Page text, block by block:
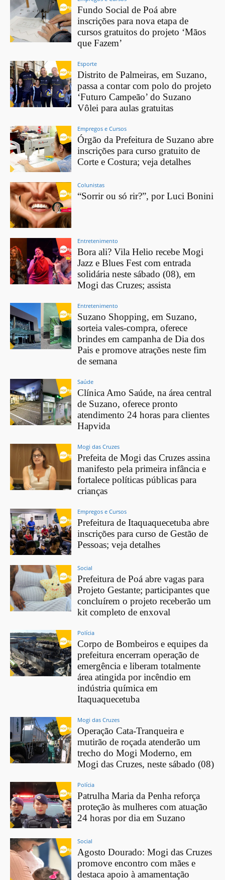
Fundo Social de Poá abre
inscrições para nova etapa de
cursos gratuitos do projeto ‘Mãos
que Fazem’
Esporte
Distrito de Palmeiras, em Suzano,
passa a contar com polo do projeto
‘Futuro Campeão’ do Suzano
Vôlei para aulas gratuitas
Empregos e Cursos
Órgão da Prefeitura de Suzano abre
inscrições para curso gratuito de
Corte e Costura; veja detalhes
Colunistas
“Sorrir ou só rir?”, por Luci Bonini
Entretenimento
Bora ali? Vila Helio recebe Mogi
Jazz e Blues Fest com entrada
solidária neste sábado (08), em
Mogi das Cruzes; assista
Entretenimento
Suzano Shopping, em Suzano,
sorteia vales-compra, oferece
brindes em campanha de Dia dos
Pais e promove atrações neste fim
de semana
Saúde
Clínica Amo Saúde, na área central
de Suzano, oferece pronto
atendimento 24 horas para clientes
Hapvida
Mogi das Cruzes
Prefeita de Mogi das Cruzes assina
manifesto pela primeira infância e
fortalece políticas públicas para
crianças
Empregos e Cursos
Prefeitura de Itaquaquecetuba abre
inscrições para curso de Gestão de
Pessoas; veja detalhes
Social
Prefeitura de Poá abre vagas para
Projeto Gestante; participantes que
concluírem o projeto receberão um
kit completo de enxoval
Polícia
Corpo de Bombeiros e equipes da
prefeitura encerram operação de
emergência e liberam totalmente
área atingida por incêndio em
indústria química em
Itaquaquecetuba
Mogi das Cruzes
Operação Cata-Tranqueira e
mutirão de roçada atenderão um
trecho do Mogi Moderno, em
Mogi das Cruzes, neste sábado (08)
Polícia
Patrulha Maria da Penha reforça
proteção às mulheres com atuação
24 horas por dia em Suzano
Social
Agosto Dourado: Mogi das Cruzes
promove encontro com mães e
destaca apoio à amamentação